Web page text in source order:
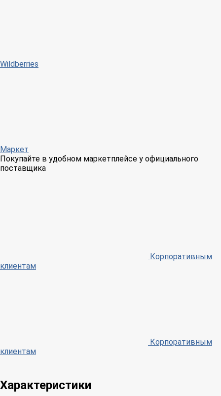
Wildberries
Маркет
Покупайте в удобном маркетплейсе у официального
поставщика
Корпоративным
клиентам
Корпоративным
клиентам
Характеристики